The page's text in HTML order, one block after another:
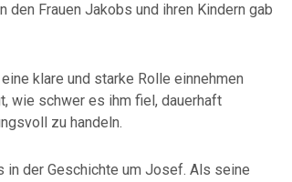
den Frauen Jakobs und ihren Kindern gab
klare und starke Rolle einnehmen
wie schwer es ihm fiel, dauerhaft
zu handeln.
in der Geschichte um Josef. Als seine